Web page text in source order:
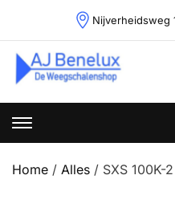
content
Nijverheidsweg
Weegschalenshop |
Weegoplossingen
Home / Alles / SXS 100K-2